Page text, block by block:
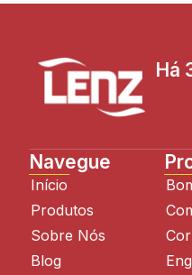
Há
Navegue
Início
Produtos
Sobre Nós
Blog